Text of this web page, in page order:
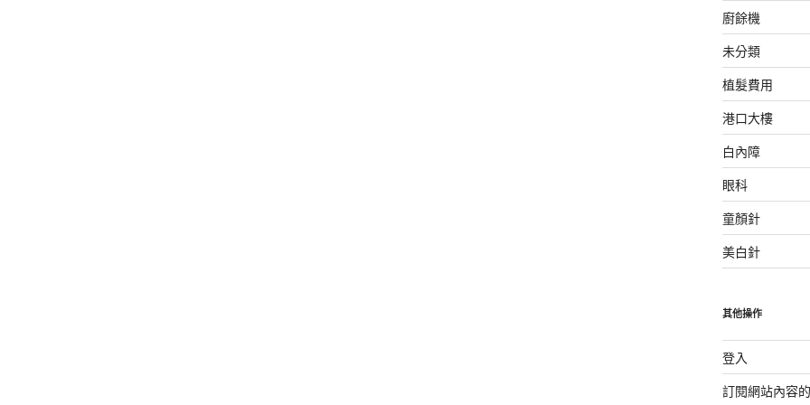
廚餘機
未分類
植髮費用
港口大樓
白內障
眼科
童顏針
美白針
其他操作
登入
訂閱網站內容